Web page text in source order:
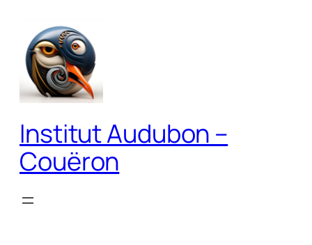
contenu
Institut Audubon –
Couëron